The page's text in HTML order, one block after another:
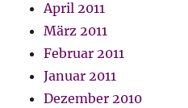
April 2011
März 2011
Februar 2011
Januar 2011
Dezember 2010